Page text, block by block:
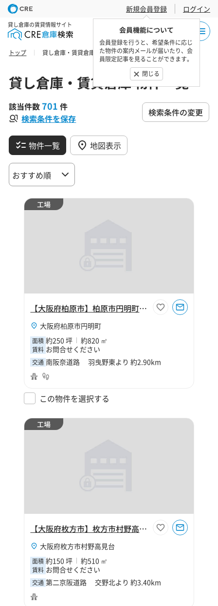
新規会員登録
会員機能について
会員登録を行うと、希望条件に応じ
た物件の案内メールが届いたり、会
員限定記事を見ることができます。
閉じる
ログイン
貸し倉庫の賃貸情報サイト
トップ 貸し倉庫・賃貸倉庫 物件一覧
貸し倉庫・賃貸倉庫 物件一覧
該当件数 701 件
検索条件を保存
検索条件の変更
物件一覧 地図表示
工場
【大阪府柏原市】柏原市円明町250坪工場
大阪府柏原市円明町
面積 約250 坪 約820 ㎡
賃料 お問合せください
交通 南阪奈道路 羽曳野東より 約2.90km
この物件を選択する
工場
【大阪府枚方市】枚方市村野高見台160坪工場
大阪府枚方市村野高見台
面積 約150 坪 約510 ㎡
賃料 お問合せください
交通 第二京阪道路 交野北より 約3.40km